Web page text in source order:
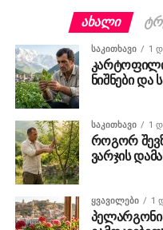
ᲐᲮᲐᲚᲘ
ᲡᲐᲙᲘᲗᲮᲐᲕᲘ 1
ნიშნები და
ᲡᲐᲙᲘᲗᲮᲐᲕᲘ 1
როგორ
ვარჯის
ᲧᲕᲐᲕᲘᲚᲔᲑᲘ 1